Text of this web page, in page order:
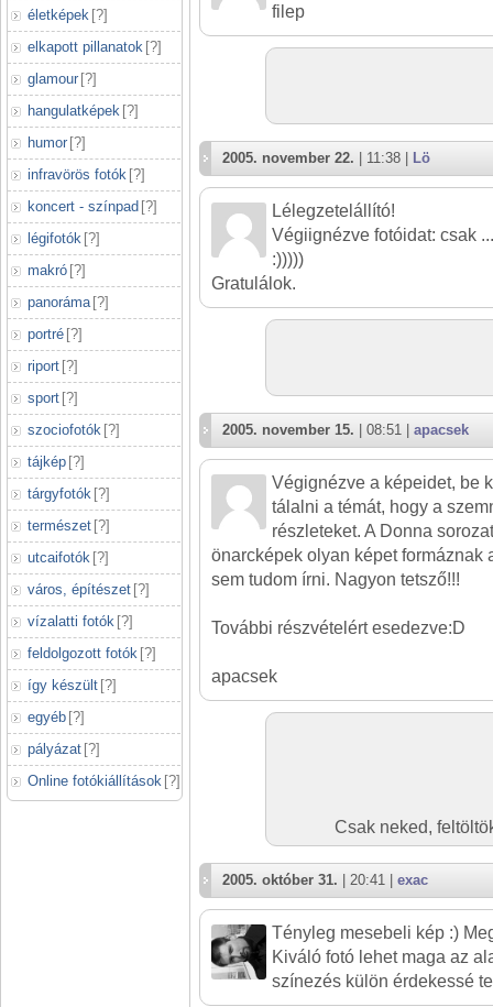
életképek [?]
elkapott pillanatok [?]
glamour [?]
hangulatképek [?]
humor [?]
infravörös fotók [?]
koncert - színpad [?]
légifotók [?]
makró [?]
panoráma [?]
portré [?]
riport [?]
sport [?]
szociofotók [?]
tájkép [?]
tárgyfotók [?]
természet [?]
utcaifotók [?]
város, építészet [?]
vízalatti fotók [?]
feldolgozott fotók [?]
így készült [?]
egyéb [?]
pályázat [?]
Online fotókiállítások [?]
filep
2005. november 22. | 11:38 | Lö
Lélegzetelállító!
Végiignézve fotóidat: csak ...
:)))))
Gratulálok.
2005. november 15. | 08:51 | apacsek
Végignézve a képeidet, be
tálalni a témát, hogy a
részleteket. A Donna
önarcképek olyan képet formáznak
sem tudom írni. Nagyon tetsző!!!
További részvételért esedezve:D
apacsek
Csak neked,
2005. október 31. | 20:41 | exac
Tényleg mesebeli kép :)
Kiváló fotó lehet maga az
színezés külön érdekessé